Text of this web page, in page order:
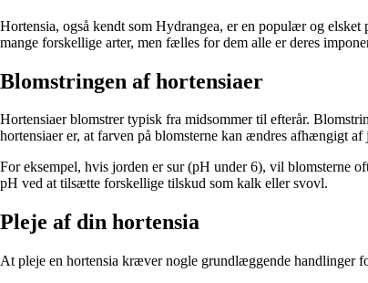
Hortensia, også kendt som Hydrangea, er en populær og
mange forskellige arter, men fælles for dem alle er deres
Blomstringen af hortensiaer
Hortensiaer blomstrer typisk fra midsommer til efterår.
hortensiaer er, at farven på blomsterne kan ændres afhængigt
For eksempel, hvis jorden er sur (pH under 6), vil blomsterne
pH ved at tilsætte forskellige tilskud som kalk eller svovl.
Pleje af din hortensia
At pleje en hortensia kræver nogle grundlæggende handlinger